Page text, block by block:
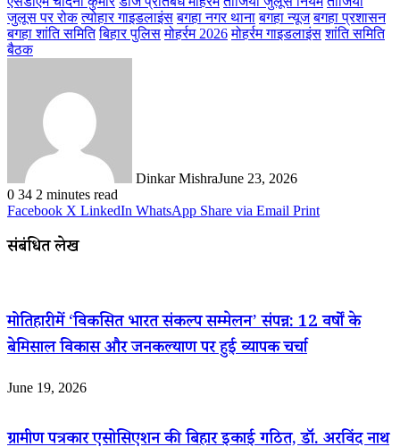
जुलूस पर रोक त्योहार गाइडलाइंस बगहा नगर थाना बगहा न्यूज बगहा प्रशासन
बगहा शांति समिति बिहार पुलिस मोहर्रम 2026 मोहर्रम गाइडलाइंस शांति समिति
बैठक
Dinkar MishraJune 23, 2026
0 34 2 minutes read
Facebook X LinkedIn WhatsApp Share via Email Print
संबंधित लेख
मोतिहारी में ‘विकसित भारत संकल्प सम्मेलन’ संपन्न: 12 वर्षों के
बेमिसाल विकास और जनकल्याण पर हुई व्यापक चर्चा
June 19, 2026
ग्रामीण पत्रकार एसोसिएशन की बिहार इकाई गठित, डॉ. अरविंद नाथ